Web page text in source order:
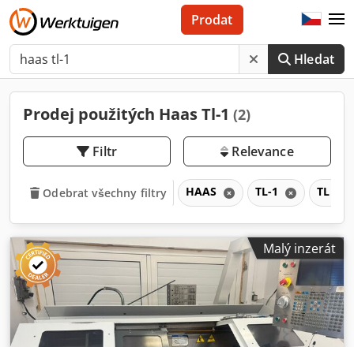
Hledat
Prodat
Prodej použitých Haas Tl-1 (2)
Filtr Relevance
Odebrat všechny filtry HAAS TL-1 TL
Malý inzerát